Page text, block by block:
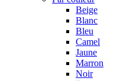
Beige
Blanc
Bleu
Camel
Jaune
Marron
Noir